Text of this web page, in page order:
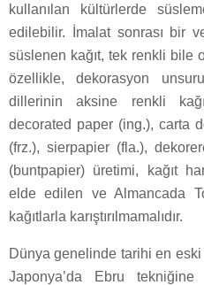
kullanılan kültürlerde
edilebilir. İmalat sonrası bir
süslenen kağıt, tek renkli bile
özellikle, dekorasyon
dillerinin aksine renkli
decorated paper (ing.), carta
(frz.), sierpapier (fla.),
(buntpapier) üretimi, kağıt
elde edilen ve Almancada
kağıtlarla karıştırılmamalıdır.
Dünya genelinde tarihi en eski
Japonya’da Ebru